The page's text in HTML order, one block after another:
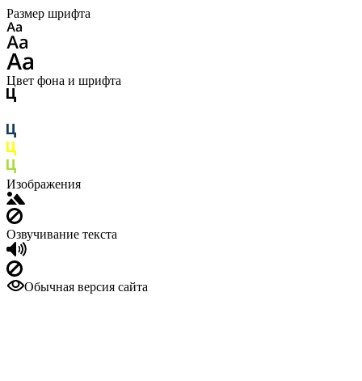
Размер шрифта
Цвет фона и шрифта
Изображения
Озвучивание текста
Обычная версия сайта